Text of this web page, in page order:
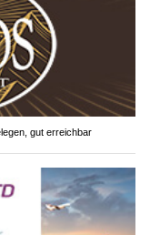
gut erreichbar